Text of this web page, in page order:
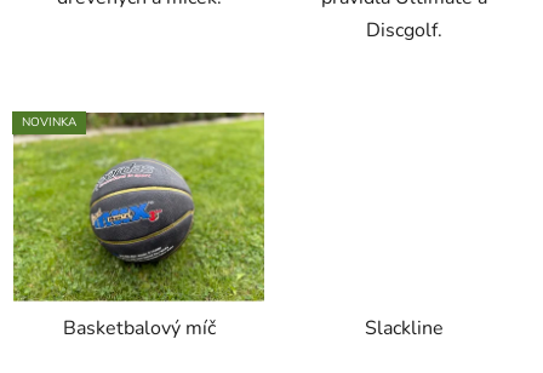
Discgolf.
NOVINKA
Basketbalový míč Slackline